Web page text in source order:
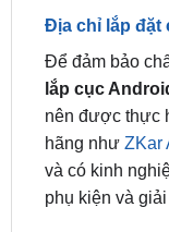
lắp cục
nên được thực
hãng nhưZKar
và có kinh
phụ kiện và
Lắp android box